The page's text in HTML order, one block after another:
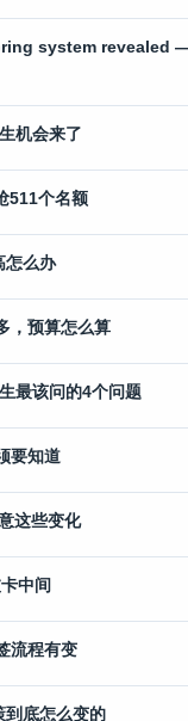
system revealed
机会来了
511个名额
怎么办
，预算怎么算
最该问的4个问题
要知道
这些变化
中间
流程有变
底怎么变的